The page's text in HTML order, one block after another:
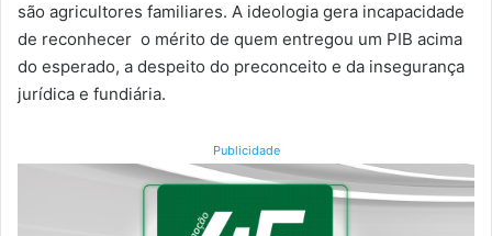
são agricultores familiares. A ideologia gera incapacidade
de reconhecer o mérito de quem entregou um PIB acima
do esperado, a despeito do preconceito e da insegurança
jurídica e fundiária.
Publicidade